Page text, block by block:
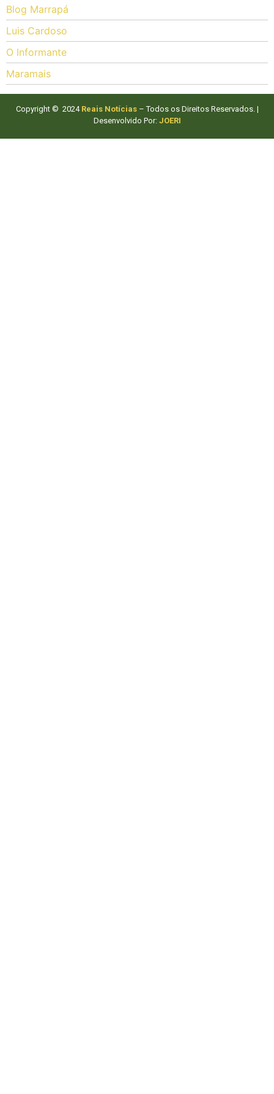
Blog Marrapá
Luis Cardoso
O Informante
Maramais
Copyright © 2024 Reais Notícias– Todos os Direitos Reservados. |
Desenvolvido Por: JOERI